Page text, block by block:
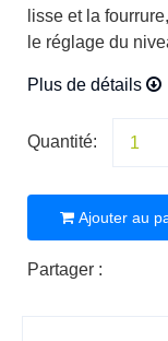
lisse et la
le réglage du
Plus de détails
Quantité:
Ajouter au
Partager :